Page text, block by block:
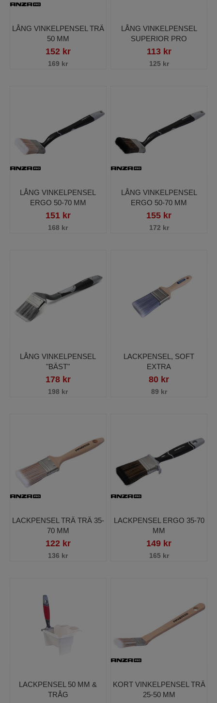
LÅNG VINKELPENSEL TRÄ
50 MM
152 kr
169 kr
LÅNG VINKELPENSEL
SUPERIOR PRO
113 kr
125 kr
LÅNG VINKELPENSEL
ERGO 50-70 MM
151 kr
168 kr
LÅNG VINKELPENSEL
ERGO 50-70 MM
155 kr
172 kr
LÅNG VINKELPENSEL
"BÄST"
178 kr
198 kr
LACKPENSEL, SOFT
EXTRA
80 kr
89 kr
LACKPENSEL TRÄ TRÄ 35-
70 MM
122 kr
136 kr
LACKPENSEL ERGO 35-70
MM
149 kr
165 kr
LACKPENSEL 50 MM &
TRÅG
KORT VINKELPENSEL TRÄ
25-50 MM